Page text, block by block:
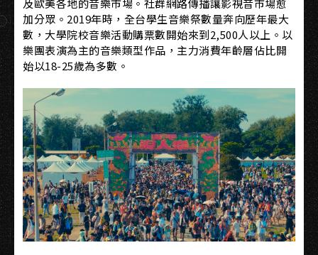
及歐美各地的音樂市場。社群網路傳播讓影視音市場愈
加分眾。2019年時，全台學生音樂祭數量奔向歷年最大
數，大學院校音樂活動購票數開始來到2,500人以上。以
樂團表演為主的音樂類型作品，主力消費年齡層佔比開
始以18-25歲為多數。